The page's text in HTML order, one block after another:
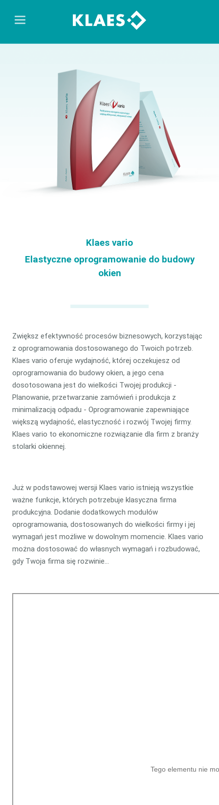
Klaes vario
Elastyczne oprogramowanie do budowy
okien
Zwiększ efektywność procesów biznesowych, korzystając
z oprogramowania dostosowanego do Twoich potrzeb.
Klaes vario oferuje wydajność, której oczekujesz od
oprogramowania do budowy okien, a jego cena
dosotosowana jest do wielkości Twojej produkcji -
Planowanie, przetwarzanie zamówień i produkcja z
minimalizacją odpadu - Oprogramowanie zapewniające
większą wydajność, elastyczność i rozwój Twojej firmy.
Klaes vario to ekonomiczne rozwiązanie dla firm z branży
stolarki okiennej.
Już w podstawowej wersji Klaes vario istnieją wszystkie
ważne funkcje, których potrzebuje klasyczna firma
produkcyjna. Dodanie dodatkowych modułów
oprogramowania, dostosowanych do wielkości firmy i jej
wymagań jest możliwe w dowolnym momencie. Klaes vario
można dostosować do własnych wymagań i rozbudować,
gdy Twoja firma się rozwinie…